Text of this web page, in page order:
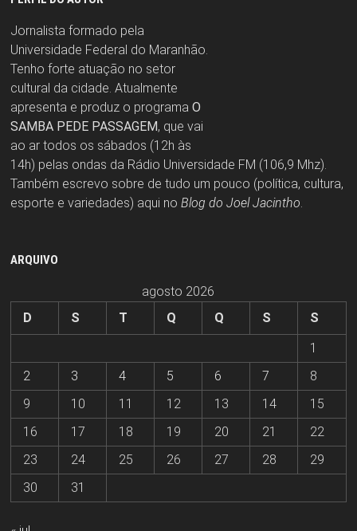
Jornalista formado pela
Universidade Federal do Maranhão.
Tenho forte atuação no setor
cultural da cidade. Atualmente
apresenta e produz o programa O
SAMBA PEDE PASSAGEM, que vai
ao ar todos os sábados (12h às
14h) pelas ondas da Rádio Universidade FM (106,9 Mhz).
Também escrevo sobre de tudo um pouco (política, cultura,
esporte e variedades) aqui no Blog do Joel Jacintho.
ARQUIVO
agosto 2026
D
S T Q Q S
S
1
2
3 4 5 6 7
8
9
10 11 12 13 14
15
16
17 18 19 20 21
22
23
24 25 26 27 28
29
30
31